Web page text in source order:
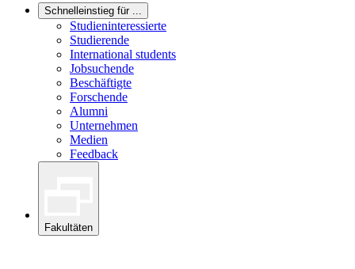
Schnelleinstieg für ...
Studieninteressierte
Studierende
International students
Jobsuchende
Beschäftigte
Forschende
Alumni
Unternehmen
Medien
Feedback
Fakultäten